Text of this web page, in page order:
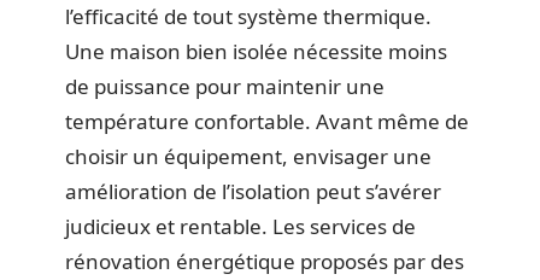
l’efficacité de tout système thermique.
Une maison bien isolée nécessite moins
de puissance pour maintenir une
température confortable. Avant même de
choisir un équipement, envisager une
amélioration de l’isolation peut s’avérer
judicieux et rentable. Les services de
rénovation énergétique proposés par des